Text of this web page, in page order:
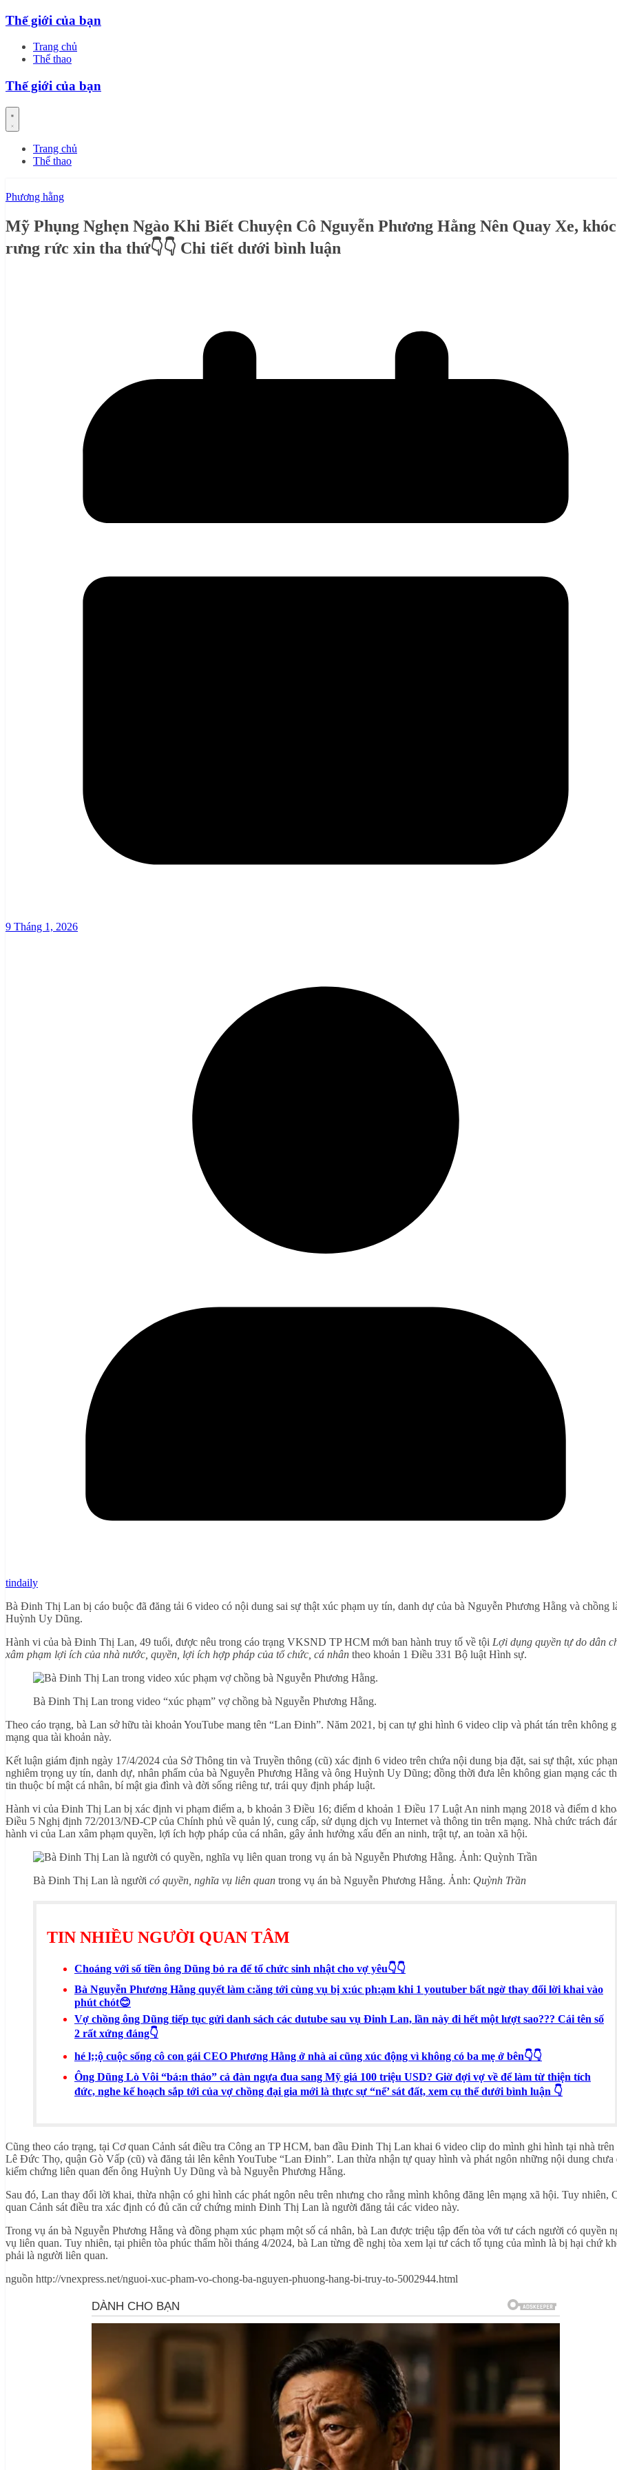
Skip
content
Thế giới của bạn
Trang chủ
Thể thao
Thế giới của bạn
Trang chủ
Thể thao
Phương hằng
Mỹ Phụng Nghẹn Ngào Khi Biết Chuyện Cô Nguyễn Phương Hằng Nên Quay Xe, khóc
rưng rức xin tha thứ👇👇 Chi tiết dưới bình luận
9 Tháng 1, 2026
tindaily
Bà Đinh Thị Lan bị cáo buộc đã đăng tải 6 video có nội dung sai sự thật xúc phạm uy tín, danh dự của bà Nguyễn Phương Hằng và chồng
Huỳnh Uy Dũng.
Hành vi của bà Đinh Thị Lan, 49 tuổi, được nêu trong cáo trạng VKSND TP HCM mới ban hành truy tố về tội Lợi dụng quyền tự do dân
xâm phạm lợi ích của nhà nước, quyền, lợi ích hợp pháp của tổ chức, cá nhân theo khoản 1 Điều 331 Bộ luật Hình sự.
Bà Đinh Thị Lan trong video “xúc phạm” vợ chồng bà Nguyễn Phương Hằng.
Theo cáo trạng, bà Lan sở hữu tài khoản YouTube mang tên “Lan Đinh”. Năm 2021, bị can tự ghi hình 6 video clip và phát tán trên không
mạng qua tài khoản này.
Kết luận giám định ngày 17/4/2024 của Sở Thông tin và Truyền thông (cũ) xác định 6 video trên chứa nội dung bịa đặt, sai sự thật, xúc
nghiêm trọng uy tín, danh dự, nhân phẩm của bà Nguyễn Phương Hằng và ông Huỳnh Uy Dũng; đồng thời đưa lên không gian mạng các
tin thuộc bí mật cá nhân, bí mật gia đình và đời sống riêng tư, trái quy định pháp luật.
Hành vi của Đinh Thị Lan bị xác định vi phạm điểm a, b khoản 3 Điều 16; điểm d khoản 1 Điều 17 Luật An ninh mạng 2018 và điểm d
Điều 5 Nghị định 72/2013/NĐ-CP của Chính phủ về quản lý, cung cấp, sử dụng dịch vụ Internet và thông tin trên mạng. Nhà chức trách
hành vi của Lan xâm phạm quyền, lợi ích hợp pháp của cá nhân, gây ảnh hưởng xấu đến an ninh, trật tự, an toàn xã hội.
Bà Đinh Thị Lan là người có quyền, nghĩa vụ liên quan trong vụ án bà Nguyễn Phương Hằng. Ảnh: Quỳnh Trần
TIN NHIỀU NGƯỜI QUAN TÂM
Choáng với số tiền ông Dũng bỏ ra để tổ chức sinh nhật cho vợ yêu👇👇
Bà Nguyễn Phương Hằng quyết làm c:ăng tới cùng vụ bị x:úc ph:ạm khi 1 youtuber bất ngờ thay đổi lời khai vào
phút chót😊
Vợ chồng ông Dũng tiếp tục gửi danh sách các dutube sau vụ Đinh Lan, lần này đi hết một lượt sao??? Cái tên số
2 rất xứng đáng👇
hé l;;ộ cuộc sống cô con gái CEO Phương Hằng ở nhà ai cũng xúc động vì không có ba mẹ ở bên👇👇
Ông Dũng Lò Vôi “bá:n tháo” cả đàn ngựa đua sang Mỹ giá 100 triệu USD? Giờ đợi vợ về để làm từ thiện tích
đức, nghe kế hoạch sắp tới của vợ chồng đại gia mới là thực sự “nể’ sát đất, xem cụ thể dưới bình luận 👇
Cũng theo cáo trạng, tại Cơ quan Cảnh sát điều tra Công an TP HCM, ban đầu Đinh Thị Lan khai 6 video clip do mình ghi hình tại nhà
Lê Đức Thọ, quận Gò Vấp (cũ) và đăng tải lên kênh YouTube “Lan Đinh”. Lan thừa nhận tự quay hình và phát ngôn những nội dung chưa
kiểm chứng liên quan đến ông Huỳnh Uy Dũng và bà Nguyễn Phương Hằng.
Sau đó, Lan thay đổi lời khai, thừa nhận có ghi hình các phát ngôn nêu trên nhưng cho rằng mình không đăng lên mạng xã hội. Tuy nhiên,
quan Cảnh sát điều tra xác định có đủ căn cứ chứng minh Đinh Thị Lan là người đăng tải các video này.
Trong vụ án bà Nguyễn Phương Hằng và đồng phạm xúc phạm một số cá nhân, bà Lan được triệu tập đến tòa với tư cách người có quyền
vụ liên quan. Tuy nhiên, tại phiên tòa phúc thẩm hồi tháng 4/2024, bà Lan từng đề nghị tòa xem lại tư cách tố tụng của mình là bị hại chứ
phải là người liên quan.
nguồn http://vnexpress.net/nguoi-xuc-pham-vo-chong-ba-nguyen-phuong-hang-bi-truy-to-5002944.html